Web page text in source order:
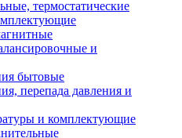
термостатические
и
бытовые
перепада давления и
и комплектующие